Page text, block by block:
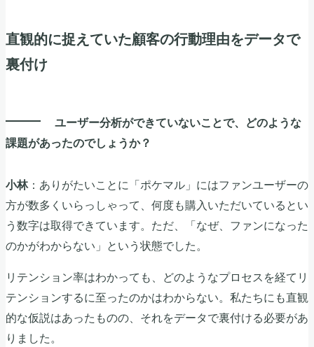
直観的に捉えていた顧客の行動理由をデータで
裏付け
ユーザー分析ができていないことで、どのような
課題があったのでしょうか？
小林：ありがたいことに「ポケマル」にはファンユーザーの
方が数多くいらっしゃって、何度も購入いただいているとい
う数字は取得できています。ただ、「なぜ、ファンになった
のかがわからない」という状態でした。
リテンション率はわかっても、どのようなプロセスを経てリ
テンションするに至ったのかはわからない。私たちにも直観
的な仮説はあったものの、それをデータで裏付ける必要があ
りました。